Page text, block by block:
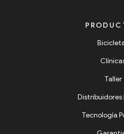
Taller
Distribuidores
Tecnología